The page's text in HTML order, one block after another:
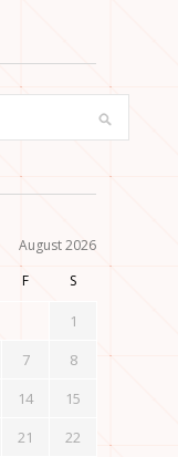
August 2026
F S
1
7
8
14
15
21
22